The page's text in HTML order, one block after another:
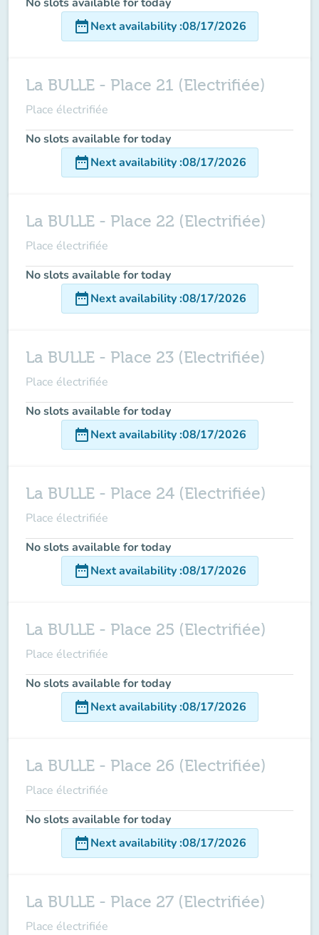
date_rangeNext availability:08/17/2026
La BULLE - Place 21 (Electrifiée)
Place électrifiée
No slots available for today
date_rangeNext availability:08/17/2026
La BULLE - Place 22 (Electrifiée)
Place électrifiée
No slots available for today
date_rangeNext availability:08/17/2026
La BULLE - Place 23 (Electrifiée)
Place électrifiée
No slots available for today
date_rangeNext availability:08/17/2026
La BULLE - Place 24 (Electrifiée)
Place électrifiée
No slots available for today
date_rangeNext availability:08/17/2026
La BULLE - Place 25 (Electrifiée)
Place électrifiée
No slots available for today
date_rangeNext availability:08/17/2026
La BULLE - Place 26 (Electrifiée)
Place électrifiée
No slots available for today
date_rangeNext availability:08/17/2026
La BULLE - Place 27 (Electrifiée)
Place électrifiée